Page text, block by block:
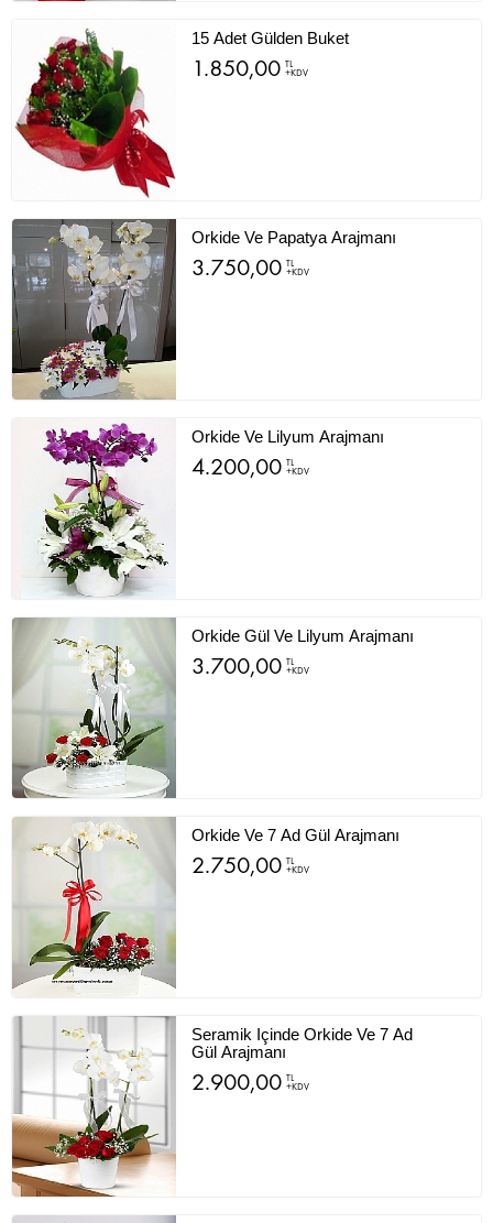
15 Adet Gülden Buket
1.850,00 TL
+KDV
Orkide Ve Papatya Arajmanı
3.750,00 TL
+KDV
Orkide Ve Lilyum Arajmanı
4.200,00 TL
+KDV
Orkide Gül Ve Lilyum Arajmanı
3.700,00 TL
+KDV
Orkide Ve 7 Ad Gül Arajmanı
2.750,00 TL
+KDV
Seramik Içinde Orkide Ve 7 Ad
Gül Arajmanı
2.900,00 TL
+KDV